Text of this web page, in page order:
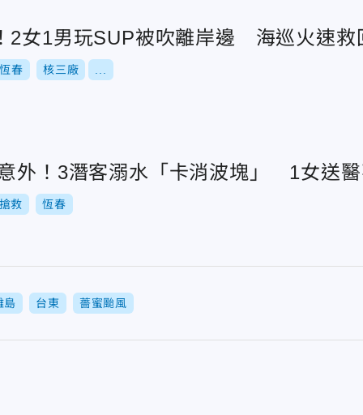
2女1男玩SUP被吹離岸邊 海巡火速救
恆春 核三廠
外！3潛客溺水「卡消波塊」 1女送
搶救 恆春
島 台東 薔蜜颱風